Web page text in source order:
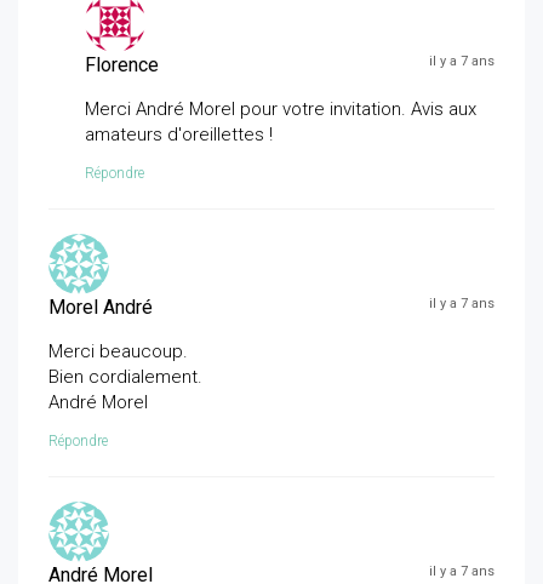
Florence il y a 7 ans
Merci André Morel pour votre invitation. Avis aux
amateurs d'oreillettes !
Répondre
Morel André il y a 7 ans
Merci beaucoup.
Bien cordialement.
André Morel
Répondre
André Morel il y a 7 ans